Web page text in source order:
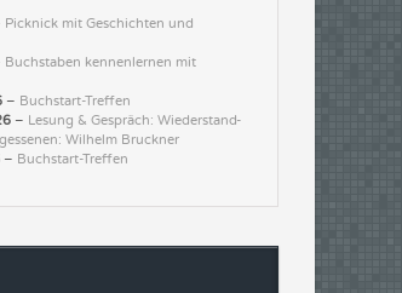
Picknick mit Geschichten und
Buchstaben kennenlernen mit
– Buchstart-Treffen
– Lesung & Gespräch: Wiederstand-
Wilhelm Bruckner
– Buchstart-Treffen